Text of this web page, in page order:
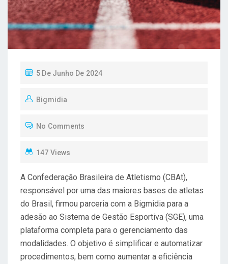
P
S
E
O
5 De Junho De 2024
Bigmidia
No Comments
147 Views
A Confederação Brasileira de Atletismo (CBAt),
responsável por uma das maiores bases de atletas
do Brasil, firmou parceria com a Bigmidia para a
adesão ao Sistema de Gestão Esportiva (SGE), uma
plataforma completa para o gerenciamento das
modalidades. O objetivo é simplificar e automatizar
procedimentos, bem como aumentar a eficiência